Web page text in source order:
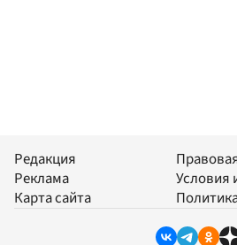
Редакция
Реклама
Карта сайта
Условия